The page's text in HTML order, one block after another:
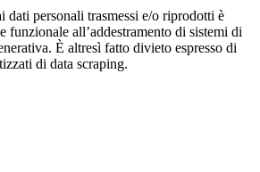
dati personali trasmessi e/o riprodotti è
funzionale all’addestramento di sistemi di
È altresì fatto divieto espresso di
di data scraping.